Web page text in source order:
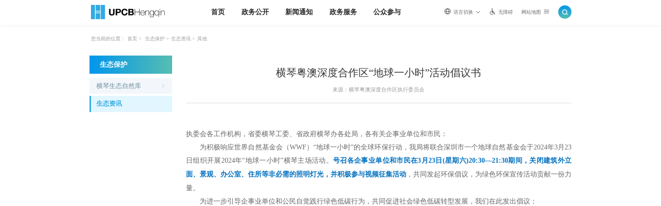
语言切换 无障碍 网站地图
首页 政务公开 新闻通知 政务服务 公众参与
您当前的位置： 首页 > 生态保护 > 生态资讯 > 其他
生态保护
横琴生态自然库
生态资讯
横琴粤澳深度合作区“地球一小时”活动倡议书
来源：横琴粤澳深度合作区执行委员会
执委会各工作机构，省委横琴工委、省政府横琴办各处局，各有关企事业单位和市民：
为积极响应世界自然基金会（WWF）“地球一小时”的全球环保行动，我局将联合深圳市一个地球自然基金会于2024年3月23
日组织开展2024年“地球一小时”横琴主场活动。号召各企事业单位和市民在3月23日(星期六)20:30—21:30期间，关闭建筑外立
面、景观、办公室、住所等非必需的照明灯光，并积极参与视频征集活动，共同发起环保倡议，为绿色环保宣传活动贡献一份力
量。
为进一步引导企事业单位和公民自觉践行绿色低碳行为，共同促进社会绿色低碳转型发展，我们在此发出倡议：